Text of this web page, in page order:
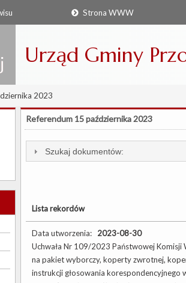
Strona WWW
Urząd Gminy
2023
Referendum 15 października 2023
Szukaj dokumentów:
Lista rekordów
Data utworzenia: 2023-08-30
Uchwała Nr 109/2023 Państwowej
na pakiet wyborczy, koperty zwrotnej,
instrukcji głosowania korespondencyjnego